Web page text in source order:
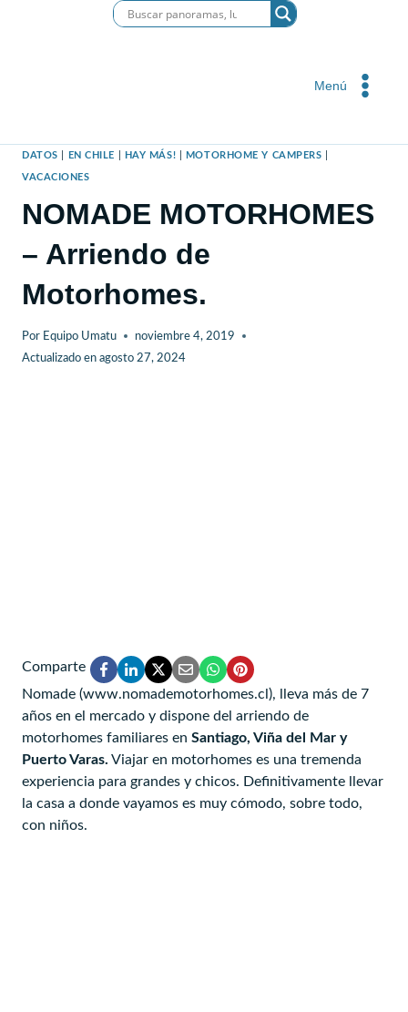
Menú
DATOS EN CHILE HAY MÁS! MOTORHOME Y CAMPERS
VACACIONES
NOMADE MOTORHOMES
– Arriendo de
Motorhomes.
Por Equipo Umatu
noviembre 4, 2019
Actualizado en agosto 27, 2024
Comparte
Nomade (www.nomademotorhomes.cl), lleva más de 7
años en el mercado y dispone del arriendo de
motorhomes familiares en Santiago, Viña del Mar y
Puerto Varas. Viajar en motorhomes es una tremenda
experiencia para grandes y chicos. Definitivamente llevar
la casa a donde vayamos es muy cómodo, sobre todo,
con niños.